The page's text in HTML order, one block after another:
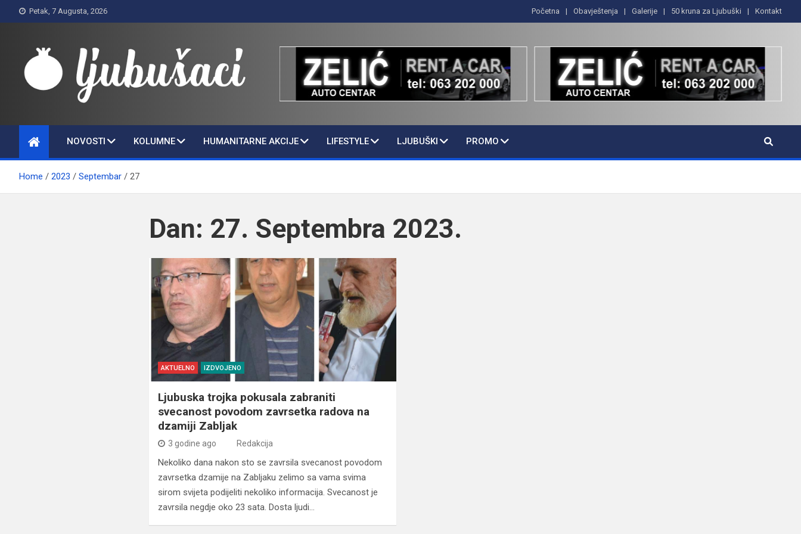
to
Petak, 7 Augusta, 2026 Početna Obavještenja Galerije 50 kruna za Ljubuški Kontakt
Ljubušaci
NOVOSTI KOLUMNE HUMANITARNE AKCIJE LIFESTYLE LJUBUŠKI PROMO
Home 2023 Septembar 27
Dan: 27. Septembra 2023.
AKTUELNO IZDVOJENO
Ljubuska trojka pokusala zabraniti
svecanost povodom zavrsetka radova na
dzamiji Zabljak
3 godine ago Redakcija
Nekoliko dana nakon sto se zavrsila svecanost povodom
zavrsetka dzamije na Zabljaku zelimo sa vama svima
sirom svijeta podijeliti nekoliko informacija. Svecanost je
zavrsila negdje oko 23 sata. Dosta ljudi…